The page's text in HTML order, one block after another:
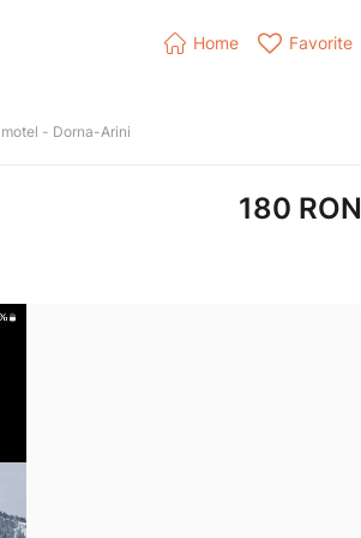
- Dorna-Arini
180 RON
 Home  Favorite